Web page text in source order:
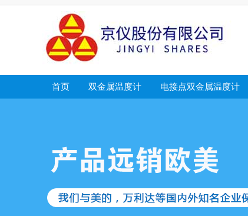
首页 双金属温度计 电接点双金属温度计